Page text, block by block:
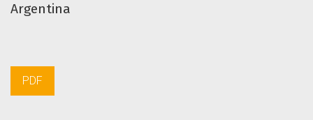
Argentina
PDF